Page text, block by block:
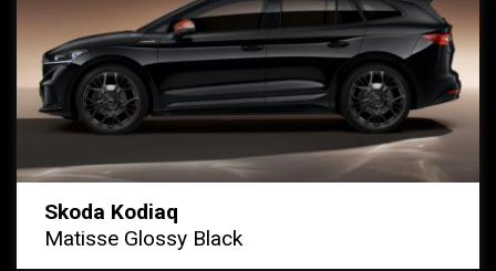
Skoda Kodiaq
Matisse Glossy Black